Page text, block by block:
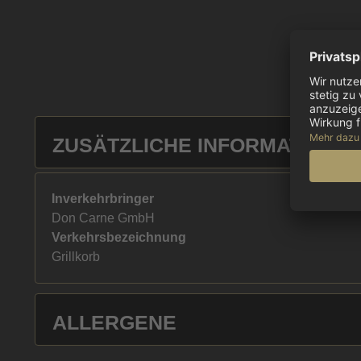
ZUSÄTZLICHE
Inverkehrbringer
Don Carne GmbH
Verkehrsbezeichnung
Grillkorb
ALLERGENE